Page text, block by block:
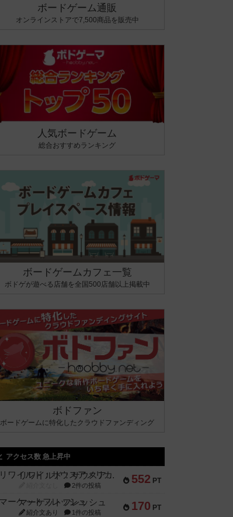
ボードゲーム通販
オンラインストアで7,500商品を販売中
人気ボードゲーム
総合おすすめランキング
ボードゲームカフェ一覧
ボドゲが遊べる店舗を全国500店舗以上掲載中
ボドファン
ボードゲームに特化したクラウドファンディング
アクセス数 急上昇中
552 PT
リワイルド：サウスアメリカ
2件の投稿
170 PT
マーケットフレッシュ
紹介文あり 1件の投稿